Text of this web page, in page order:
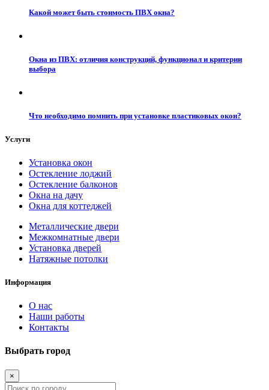
Какой может быть стоимость ПВХ окна?
Окна из ПВХ: отличия конструкций, функционал и критерии
выбора
Что необходимо помнить при установке пластиковых окон?
Услуги
Установка окон
Остекление лоджий
Остекление балконов
Окна на дачу
Окна для коттеджей
Металлические двери
Межкомнатные двери
Установка дверей
Натяжные потолки
Информация
О нас
Наши работы
Контакты
Выбрать город
×